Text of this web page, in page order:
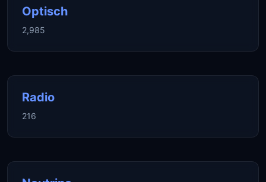
Optisch
2,985
Radio
216